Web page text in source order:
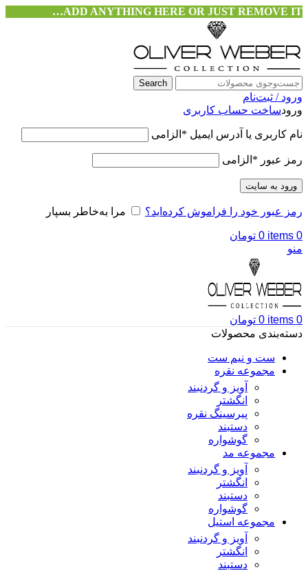
ADD ANYTHING HERE OR JUST REMOVE IT…
Search
ورود / ثبت‌نام
ورودساخت حساب کاربری
نام کاربری یا آدرس ایمیل * الزامی
رمز عبور * الزامی
ورود به سایت
رمز عبور خود را فراموش کرده‌اید؟ مرا به‌خاطر بسپار
0
items
0 تومان
منو
0
items
0 تومان
دسته‌بندی محصولات
ست و نیم ست
مجموعه نقره
آویز و گردنبند
انگشتر
پیرسینگ نقره
دستبند
گوشواره
مجموعه مد
آویز و گردنبند
انگشتر
دستبند
گوشواره
مجموعه استیل
آویز و گردنبند
انگشتر
دستبند